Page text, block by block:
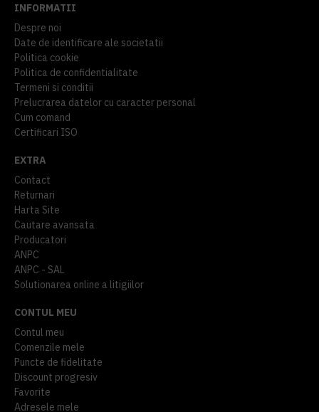
INFORMATII
Despre noi
Date de identificare ale societatii
Politica cookie
Politica de confidentialitate
Termeni si conditii
Prelucrarea datelor cu caracter personal
Cum comand
Certificari ISO
EXTRA
Contact
Returnari
Harta Site
Cautare avansata
Producatori
ANPC
ANPC - SAL
Solutionarea online a litigiilor
CONTUL MEU
Contul meu
Comenzile mele
Puncte de fidelitate
Discount progresiv
Favorite
Adresele mele